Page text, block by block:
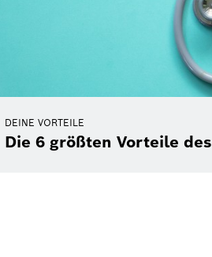
DEINE VORTEILE
Die 6 größten Vorteile des